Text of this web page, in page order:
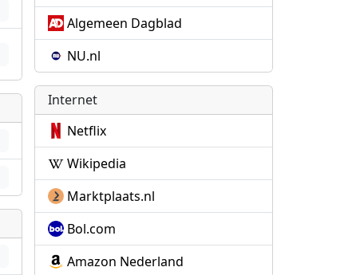
Algemeen Dagblad
NU.nl
Internet
Netflix
Wikipedia
Marktplaats.nl
Bol.com
Amazon Nederland